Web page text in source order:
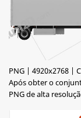
PNG | 4920x2768 |
Após obter o
PNG de alta